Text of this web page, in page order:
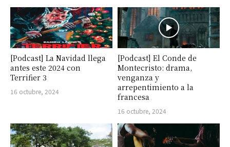
[Podcast] La Navidad llega
antes este 2024 con
Terrifier 3
16 octubre, 2024
[Podcast] El Conde de
Montecristo: drama,
venganza y
arrepentimiento a la
francesa
16 octubre, 2024